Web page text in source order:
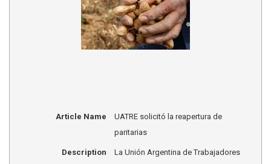
Article Name
UATRE solicitó la reapertura de
paritarias
Description
La Unión Argentina de Trabajadores